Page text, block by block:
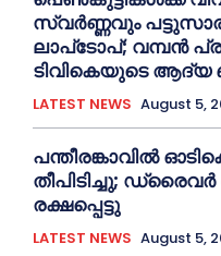
സ്വര്‍ണ്ണവും
ലാപ്‌ടോപ്; വമ്പന്‍
ടിവികെയുടെ ആദ്യ
LATEST NEWS August 5,
പന്തീരങ്കാവില്‍
തീപിടിച്ചു;
രക്ഷപ്പെട്ടു
LATEST NEWS August 5,